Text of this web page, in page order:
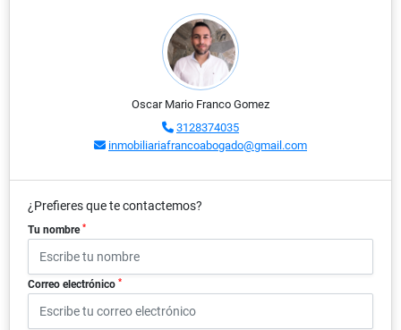
Oscar Mario Franco Gomez
3128374035
inmobiliariafrancoabogado@gmail.com
¿Prefieres que te contactemos?
Tu nombre *
Correo electrónico *